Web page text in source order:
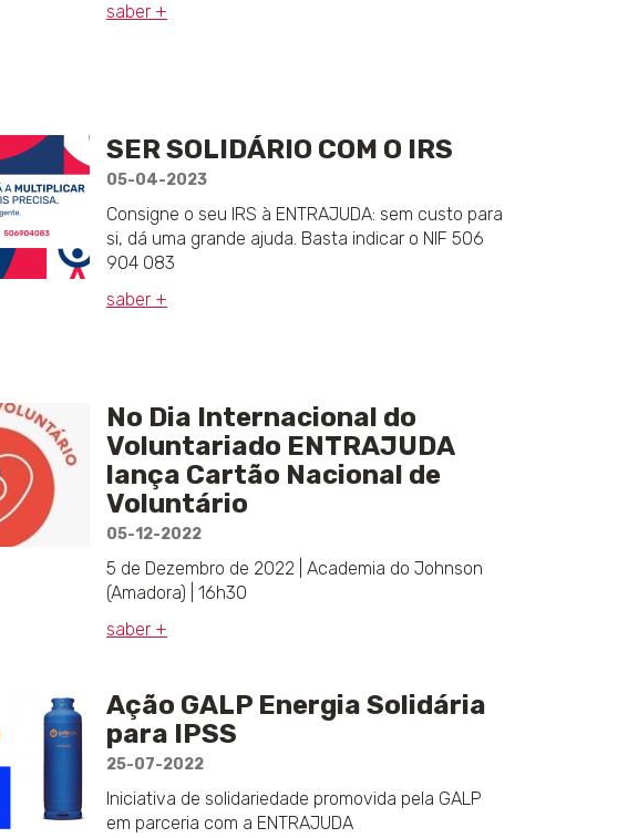
saber +
SER SOLIDÁRIO COM O IRS
05-04-2023
Consigne o seu IRS à ENTRAJUDA: sem custo para
si, dá uma grande ajuda. Basta indicar o NIF 506
904 083
saber +
No Dia Internacional do
Voluntariado ENTRAJUDA
lança Cartão Nacional de
Voluntário
05-12-2022
5 de Dezembro de 2022 | Academia do Johnson
(Amadora) | 16h30
saber +
Ação GALP Energia Solidária
para IPSS
25-07-2022
Iniciativa de solidariedade promovida pela GALP
em parceria com a ENTRAJUDA